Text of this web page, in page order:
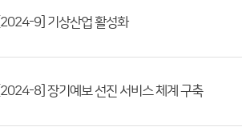
[2024-9] 기상산업 활성화
[2024-8] 장기예보 선진 서비스 체계 구축